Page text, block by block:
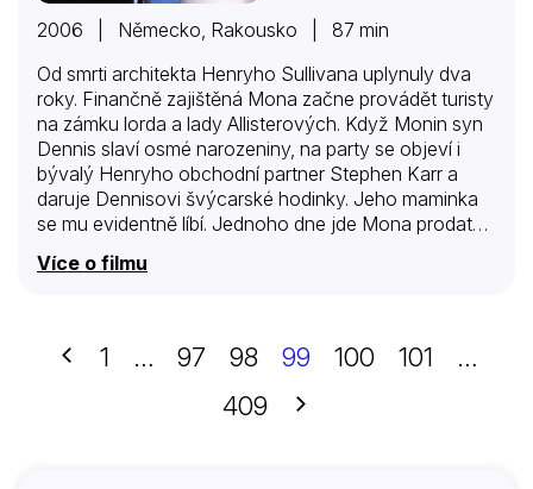
2006 | Německo, Rakousko | 87 min
Od smrti architekta Henryho Sullivana uplynuly dva
roky. Finančně zajištěná Mona začne provádět turisty
na zámku lorda a lady Allisterových. Když Monin syn
Dennis slaví osmé narozeniny, na party se objeví i
bývalý Henryho obchodní partner Stephen Karr a
daruje Dennisovi švýcarské hodinky. Jeho maminka
se mu evidentně líbí. Jednoho dne jde Mona prodat
obraz do restaurátorské dílny a seznámí se tam s
Edwardem Greenem. Později se s ním setká na
dědicem zámku. Má proto své důvody…
Více o filmu
Předchozí
1 … 97 98 99 100 101
…
409
Další